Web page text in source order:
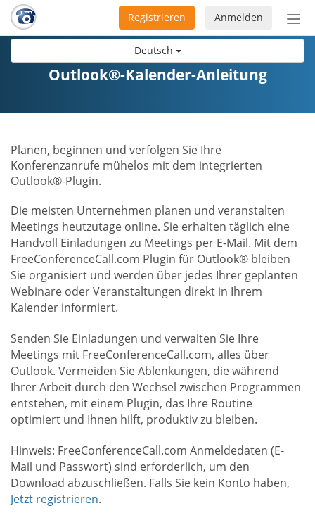
Deutsch
Anmelden
Registrieren
Outlook®-Kalender-Anleitung
Planen, beginnen und verfolgen Sie Ihre
Konferenzanrufe mühelos mit dem integrierten
Outlook®-Plugin.
Die meisten Unternehmen planen und veranstalten
Meetings heutzutage online. Sie erhalten täglich eine
Handvoll Einladungen zu Meetings per E-Mail. Mit dem
FreeConferenceCall.com Plugin für Outlook® bleiben
Sie organisiert und werden über jedes Ihrer geplanten
Webinare oder Veranstaltungen direkt in Ihrem
Kalender informiert.
Senden Sie Einladungen und verwalten Sie Ihre
Meetings mit FreeConferenceCall.com, alles über
Outlook. Vermeiden Sie Ablenkungen, die während
Ihrer Arbeit durch den Wechsel zwischen Programmen
entstehen, mit einem Plugin, das Ihre Routine
optimiert und Ihnen hilft, produktiv zu bleiben.
Hinweis: FreeConferenceCall.com Anmeldedaten (E-
Mail und Passwort) sind erforderlich, um den
Download abzuschließen. Falls Sie kein Konto haben,
Jetzt registrieren.